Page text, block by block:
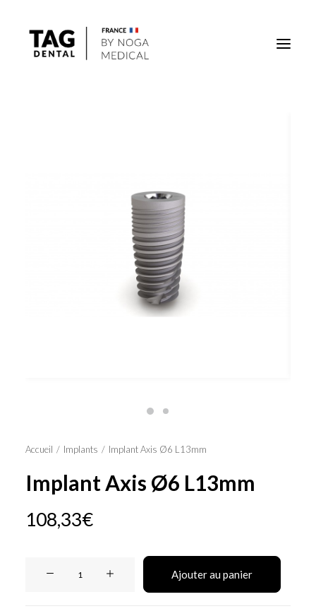
Outils
Solutions régénératives
DigiTag
Recherche
Accueil Implants Implant Axis Ø6 L13mm
Implant Axis Ø6 L13mm
108,33€
Ajouter au panier